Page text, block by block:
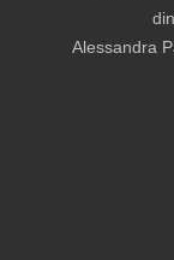
Alessandra